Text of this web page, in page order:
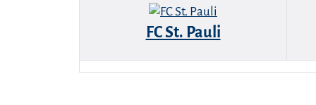
FC St. Pauli